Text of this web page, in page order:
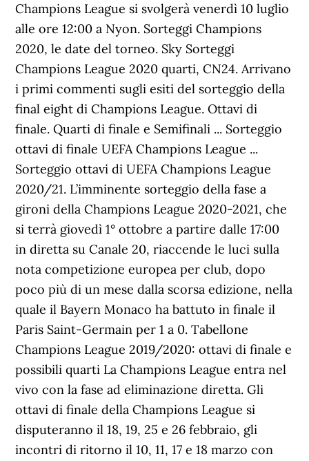
Champions League si svolgerà venerdì 10 luglio
alle ore 12:00 a Nyon. Sorteggi Champions
2020, le date del torneo. Sky Sorteggi
Champions League 2020 quarti, CN24. Arrivano
i primi commenti sugli esiti del sorteggio della
final eight di Champions League. Ottavi di
finale. Quarti di finale e Semifinali ... Sorteggio
ottavi di finale UEFA Champions League ...
Sorteggio ottavi di UEFA Champions League
2020/21. L’imminente sorteggio della fase a
gironi della Champions League 2020-2021, che
si terrà giovedì 1° ottobre a partire dalle 17:00
in diretta su Canale 20, riaccende le luci sulla
nota competizione europea per club, dopo
poco più di un mese dalla scorsa edizione, nella
quale il Bayern Monaco ha battuto in finale il
Paris Saint-Germain per 1 a 0. Tabellone
Champions League 2019/2020: ottavi di finale e
possibili quarti La Champions League entra nel
vivo con la fase ad eliminazione diretta. Gli
ottavi di finale della Champions League si
disputeranno il 18, 19, 25 e 26 febbraio, gli
incontri di ritorno il 10, 11, 17 e 18 marzo con